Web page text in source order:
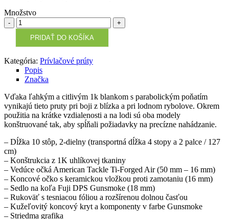
Množstvo
Množstvo
PRIDAŤ DO KOŠÍKA
Kategória: Prívlačové prúty
Popis
Značka
Vďaka ľahkým a citlivým 1k blankom s parabolickým poňatím
vynikajú tieto pruty pri boji z blízka a pri lodnom rybolove. Okrem
použitia na krátke vzdialenosti a na lodi sú oba modely
konštruované tak, aby spĺňali požiadavky na precízne nahádzanie.
– Dĺžka 10 stôp, 2-dielny (transportná dĺžka 4 stopy a 2 palce / 127
cm)
– Konštrukcia z 1K uhlíkovej tkaniny
– Vedúce očká American Tackle Ti-Forged Air (50 mm – 16 mm)
– Koncové očko s keramickou vložkou proti zamotaniu (16 mm)
– Sedlo na koľa Fuji DPS Gunsmoke (18 mm)
– Rukoväť s tesniacou fóliou a rozšírenou dolnou časťou
– Kužeľovitý koncový kryt a komponenty v farbe Gunsmoke
– Striedma grafika